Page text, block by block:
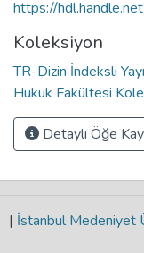
https://
Koleksiyon
TR-Dizin İndeksli
Hukuk Fakültesi
Detaylı Öğe
| İstanbul Medeniyet